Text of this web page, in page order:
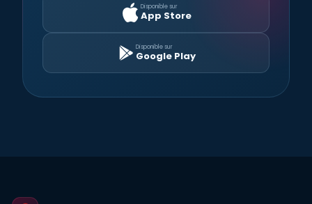
Disponible sur
App Store
Disponible sur
Google Play